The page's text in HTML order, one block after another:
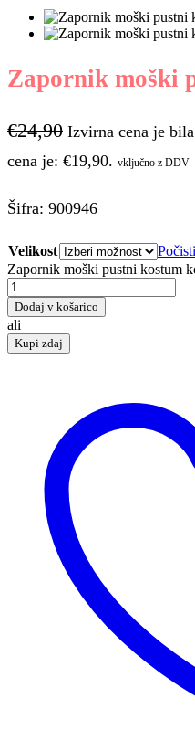
Zapornik moški
€24,90 Izvirna cena je
cena je: €19,90. vključno z DDV
Šifra: 900946
Velikost
Počisti
Zapornik moški pustni kostum
Dodaj v košarico
ali
Kupi zdaj